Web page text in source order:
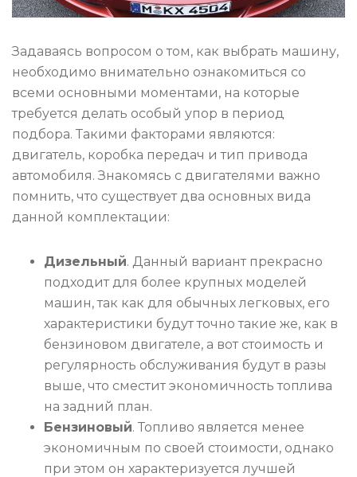
Задаваясь вопросом о том, как выбрать машину,
необходимо внимательно ознакомиться со
всеми основными моментами, на которые
требуется делать особый упор в период
подбора. Такими факторами являются:
двигатель, коробка передач и тип привода
автомобиля. Знакомясь с двигателями важно
помнить, что существует два основных вида
данной комплектации:
Дизельный. Данный вариант прекрасно
подходит для более крупных моделей
машин, так как для обычных легковых, его
характеристики будут точно такие же, как в
бензиновом двигателе, а вот стоимость и
регулярность обслуживания будут в разы
выше, что сместит экономичность топлива
на задний план.
Бензиновый. Топливо является менее
экономичным по своей стоимости, однако
при этом он характеризуется лучшей